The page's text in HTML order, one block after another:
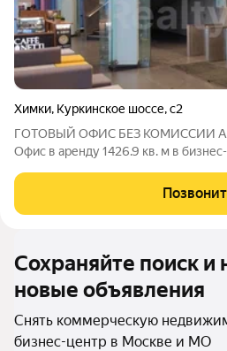
Химки, Куркинское шоссе,с2
ГОТОВЫЙ ОФИС БЕЗ КОМИССИИ АРЕНДНЫЕ КАНИКУЛЫ
Офис в аренду 1426.9 кв. м в
355 555 руб./месяц. Все включено
платежи). Коммунальные
Сохраняйте поиск и
новые объявления
Снять коммерческую
бизнес-центр в Москве и МО